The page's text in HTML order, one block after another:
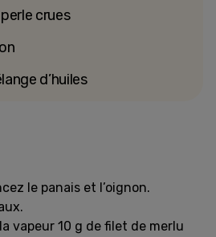
crues
d’huiles
le panais et l’oignon.
vapeur 10 g de filet de merlu